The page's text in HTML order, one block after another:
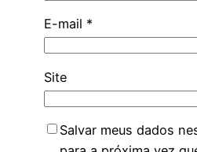
E-mail *
Site
Salvar meus dados